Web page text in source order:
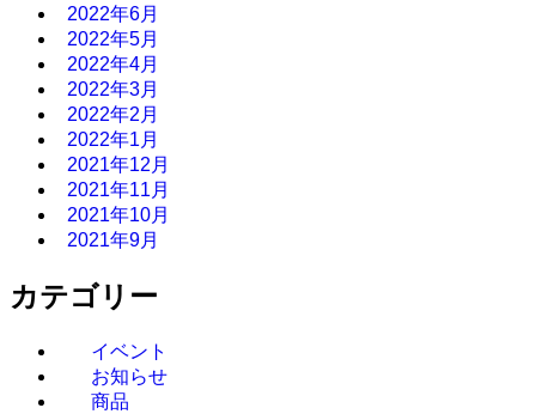
2022年6月
2022年5月
2022年4月
2022年3月
2022年2月
2022年1月
2021年12月
2021年11月
2021年10月
2021年9月
カテゴリー
イベント
お知らせ
商品